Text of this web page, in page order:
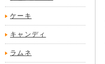
ケーキ
キャンディ
ラムネ